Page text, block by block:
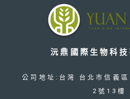
沅鼎國際生物科技
公司地址:台灣 台北市信義
2號13樓